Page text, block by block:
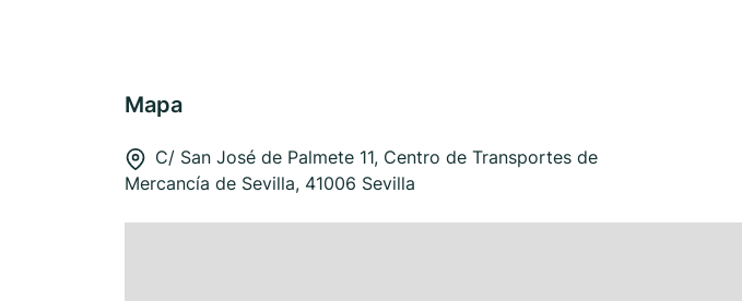
Mapa
C/ San José de Palmete 11, Centro de Transportes de
Mercancía de Sevilla, 41006 Sevilla